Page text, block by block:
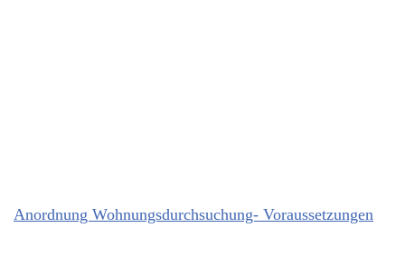
Anordnung Wohnungsdurchsuchung- Voraussetzungen